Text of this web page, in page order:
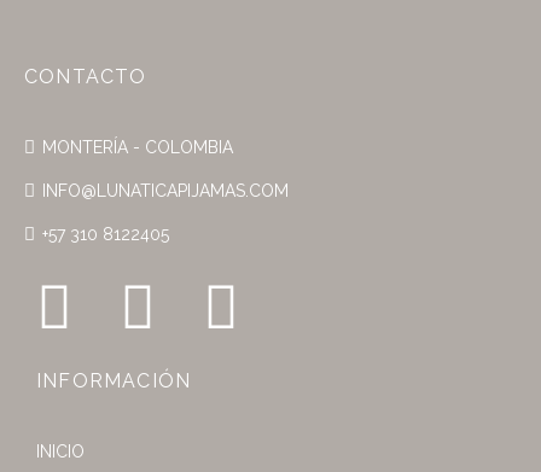
CONTACTO
MONTERÍA - COLOMBIA
INFO@LUNATICAPIJAMAS.COM
+57 310 8122405
INFORMACIÓN
INICIO